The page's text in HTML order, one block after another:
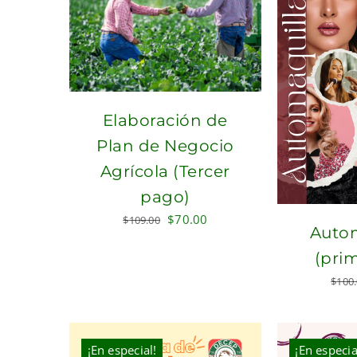
Elaboración de
Plan de Negocio
Agrícola (Tercer
pago)
$109.00 Original
$70.00
$
¡En especial! ¡En